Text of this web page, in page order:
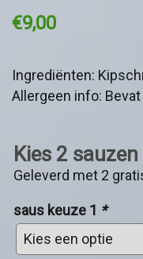
€9,00
Ingrediënten:
Allergeen info:
Kies 2 sauzen
Geleverd met 2
saus keuze 1 *